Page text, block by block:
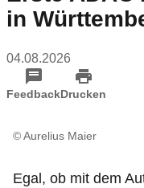
Meldestelle
in
04.08.2026
FeedbackDrucken
© Aurelius Maier
Egal, ob mit dem